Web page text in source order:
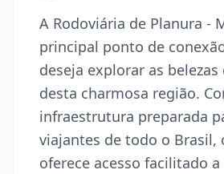
A Rodoviária de Planura -
principal ponto de
deseja explorar as
desta charmosa região.
infraestrutura preparada
viajantes de todo o Brasil,
oferece acesso facilitado a